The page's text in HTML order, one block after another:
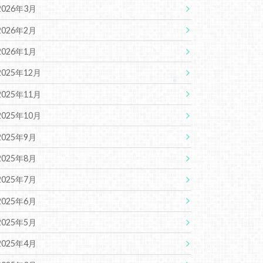
年3月
年2月
年1月
年12月
年11月
年10月
年9月
年8月
年7月
年6月
年5月
年4月